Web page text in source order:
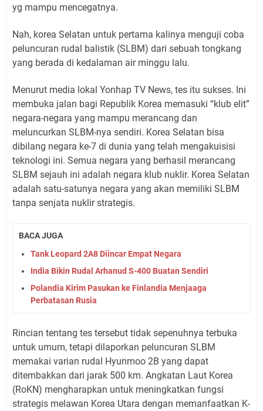
yg mampu mencegatnya.
Nah, korea Selatan untuk pertama kalinya menguji coba
peluncuran rudal balistik (SLBM) dari sebuah tongkang
yang berada di kedalaman air minggu lalu.
Menurut media lokal Yonhap TV News, tes itu sukses. Ini
membuka jalan bagi Republik Korea memasuki “klub elit”
negara-negara yang mampu merancang dan
meluncurkan SLBM-nya sendiri. Korea Selatan bisa
dibilang negara ke-7 di dunia yang telah mengakuisisi
teknologi ini. Semua negara yang berhasil merancang
SLBM sejauh ini adalah negara klub nuklir. Korea Selatan
adalah satu-satunya negara yang akan memiliki SLBM
tanpa senjata nuklir strategis.
BACA JUGA
Tank Leopard 2A8 Diincar Empat Negara
India Bikin Rudal Arhanud S-400 Buatan Sendiri
Polandia Kirim Pasukan ke Finlandia Menjaaga
Perbatasan Rusia
Rincian tentang tes tersebut tidak sepenuhnya terbuka
untuk umum, tetapi dilaporkan peluncuran SLBM
memakai varian rudal Hyunmoo 2B yang dapat
ditembakkan dari jarak 500 km. Angkatan Laut Korea
(RoKN) mengharapkan untuk meningkatkan fungsi
strategis melawan Korea Utara dengan memanfaatkan K-